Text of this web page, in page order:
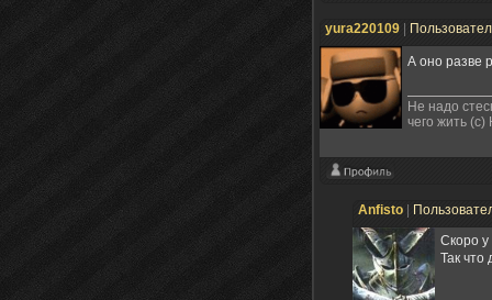
yura220109
А оно разве
Не надо
чего жить
Anfisto
Скоро у
Так